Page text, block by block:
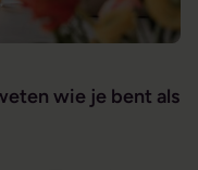
wie je bent als